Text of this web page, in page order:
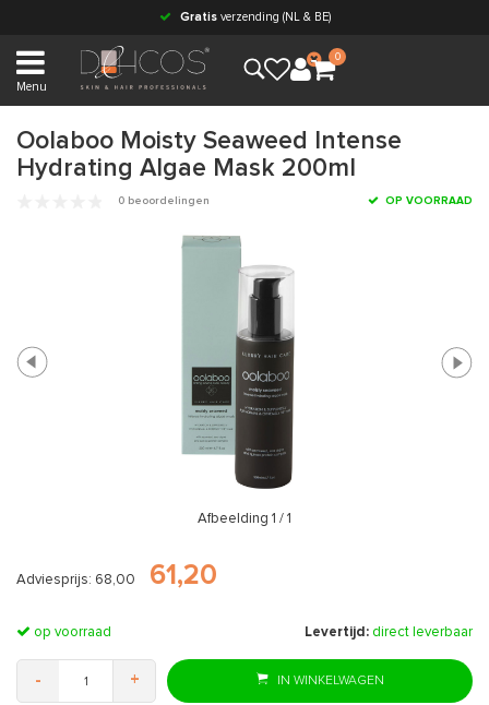
Gratisverzending (NL & BE)
Menu
0
Oolaboo Moisty Seaweed Intense
Hydrating Algae Mask 200ml
0 beoordelingen OP VOORRAAD
Afbeelding 1 / 1
Adviesprijs: 68,00 61,20
op voorraad Levertijd: direct leverbaar
- + IN WINKELWAGEN